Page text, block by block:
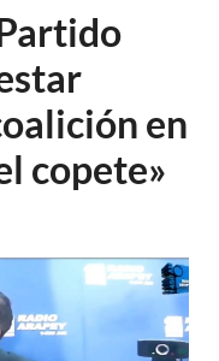
en
copete»